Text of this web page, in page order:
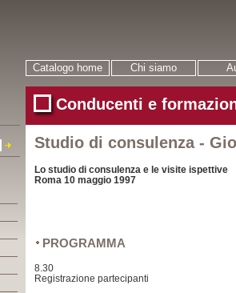
Catalogo home Chi siamo
Conducenti e
Studio di consulenza -
Lo studio di consulenza e le visite ispettive
Roma 10 maggio 1997
PROGRAMMA
8.30
Registrazione partecipanti